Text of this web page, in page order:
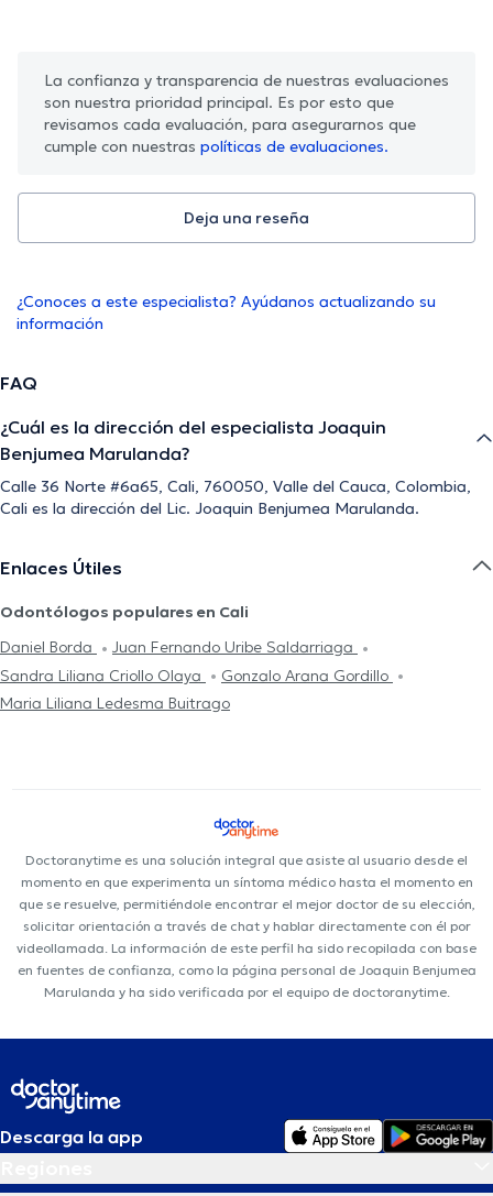
La confianza y transparencia de nuestras evaluaciones
son nuestra prioridad principal. Es por esto que
revisamos cada evaluación, para asegurarnos que
cumple con nuestras políticas de evaluaciones.
Deja una reseña
¿Conoces a este especialista? Ayúdanos actualizando su
información
FAQ
¿Cuál es la dirección del especialista Joaquin
Benjumea Marulanda?
Calle 36 Norte #6a65, Cali, 760050, Valle del Cauca, Colombia,
Cali es la dirección del Lic. Joaquin Benjumea Marulanda.
Enlaces Útiles
Odontólogos populares en Cali
Daniel Borda
Juan Fernando Uribe Saldarriaga
Sandra Liliana Criollo Olaya
Gonzalo Arana Gordillo
Maria Liliana Ledesma Buitrago
Doctoranytime es una solución integral que asiste al usuario desde el
momento en que experimenta un síntoma médico hasta el momento en
que se resuelve, permitiéndole encontrar el mejor doctor de su elección,
solicitar orientación a través de chat y hablar directamente con él por
videollamada. La información de este perfil ha sido recopilada con base
en fuentes de confianza, como la página personal de Joaquin Benjumea
Marulanda y ha sido verificada por el equipo de doctoranytime.
Descarga la app